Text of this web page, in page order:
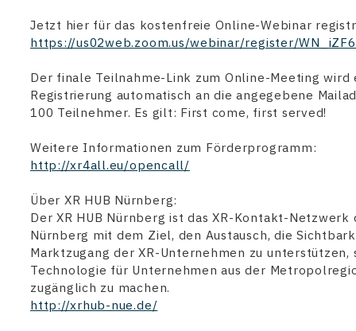
Jetzt hier für das kostenfreie Online-Webinar
https://us02web.zoom.us/webinar/register/
Der finale Teilnahme-Link zum Online-Meeting
Registrierung automatisch an die angegebene
100 Teilnehmer. Es gilt: First come, first served!
Weitere Informationen zum Förderprogramm:
http://xr4all.eu/opencall/
Über XR HUB Nürnberg:
Der XR HUB Nürnberg ist das XR-Kontakt-
Nürnberg mit dem Ziel, den Austausch, die
Marktzugang der XR-Unternehmen zu unterstützen,
Technologie für Unternehmen aus der
zugänglich zu machen.
http://xrhub-nue.de/